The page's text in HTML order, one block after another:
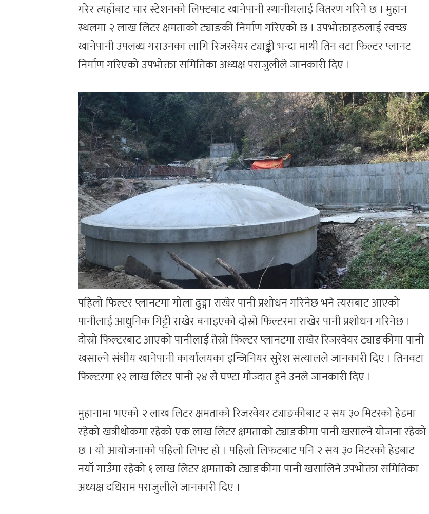
गरेर त्यहाँबाट चार स्टेशनको लिफ्टबाट खानेपानी स्थानीयलाई वितरण गरिने छ । मुहान
स्थलमा २ लाख लिटर क्षमताको ट्याङकी निर्माण गरिएको छ । उपभोक्ताहरुलाई स्वच्छ
खानेपानी उपलब्ध गराउनका लागि रिजरवेयर ट्याङ्की भन्दा माथी तिन वटा फिल्टर प्लानट
निर्माण गरिएको उपभोक्ता समितिका अध्यक्ष पराजुलीले जानकारी दिए ।
पहिलो फिल्टर प्लानटमा गोला ढुङ्गा राखेर पानी प्रशोधन गरिनेछ भने त्यसबाट आएको
पानीलाई आधुनिक गिट्टी राखेर बनाइएको दोस्रो फिल्टरमा राखेर पानी प्रशोधन गरिनेछ ।
दोस्रो फिल्टरबाट आएको पानीलाई तेस्रो फिल्टर प्लानटमा राखेर रिजरवेयर ट्याङकीमा पानी
खसाल्ने संघीय खानेपानी कार्यालयका इन्जिनियर सुरेश सत्यालले जानकारी दिए । तिनवटा
फिल्टरमा १२ लाख लिटर पानी २४ सै घण्टा मौज्दात हुने उनले जानकारी दिए ।
मुहानामा भएको २ लाख लिटर क्षमताको रिजरवेयर ट्याङकीबाट २ सय ३० मिटरको हेडमा
रहेको खत्रीथोकमा रहेको एक लाख लिटर क्षमताको ट्याङकीमा पानी खसाल्ने योजना रहेको
छ । यो आयोजनाको पहिलो लिफ्ट हो । पहिलो लिफटबाट पनि २ सय ३० मिटरको हेडबाट
नयाँ गाउँमा रहेको १ लाख लिटर क्षमताको ट्याङकीमा पानी खसालिने उपभोक्ता समितिका
अध्यक्ष दधिराम पराजुलीले जानकारी दिए ।